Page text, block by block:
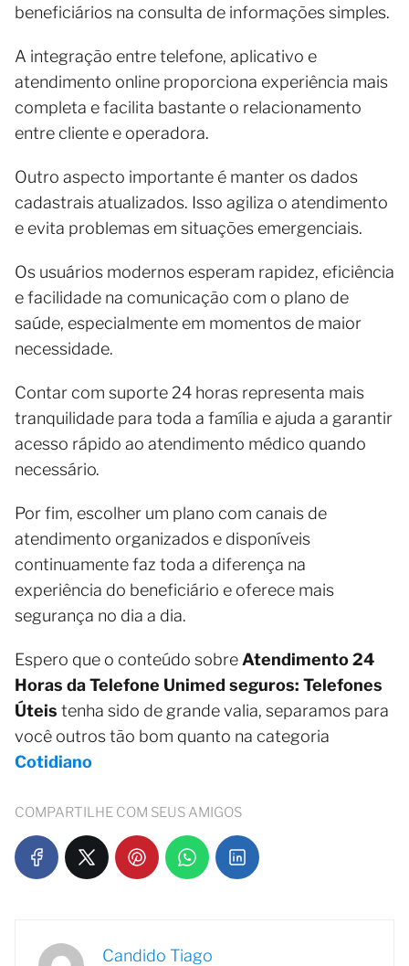
beneficiários na consulta de informações simples.
A integração entre telefone, aplicativo e
atendimento online proporciona experiência mais
completa e facilita bastante o relacionamento
entre cliente e operadora.
Outro aspecto importante é manter os dados
cadastrais atualizados. Isso agiliza o atendimento
e evita problemas em situações emergenciais.
Os usuários modernos esperam rapidez, eficiência
e facilidade na comunicação com o plano de
saúde, especialmente em momentos de maior
necessidade.
Contar com suporte 24 horas representa mais
tranquilidade para toda a família e ajuda a garantir
acesso rápido ao atendimento médico quando
necessário.
Por fim, escolher um plano com canais de
atendimento organizados e disponíveis
continuamente faz toda a diferença na
experiência do beneficiário e oferece mais
segurança no dia a dia.
Espero que o conteúdo sobre Atendimento 24
Horas da Telefone Unimed seguros: Telefones
Úteis tenha sido de grande valia, separamos para
você outros tão bom quanto na categoria
Cotidiano
COMPARTILHE COM SEUS AMIGOS
Candido Tiago